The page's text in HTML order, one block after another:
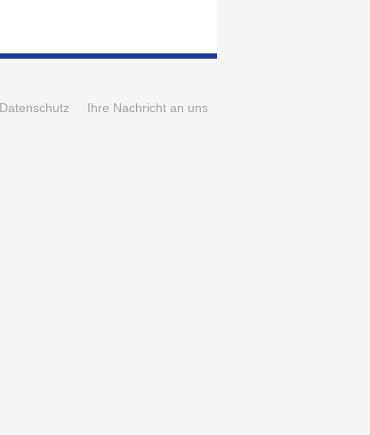
Ihre Nachricht an uns
Datenschutz